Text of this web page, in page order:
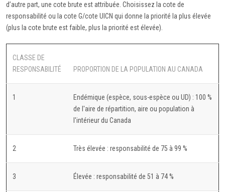
d’autre part, une cote brute est attribuée. Choisissez la cote de
responsabilité ou la cote G/cote UICN qui donne la priorité la plus élevée
(plus la cote brute est faible, plus la priorité est élevée).
CLASSE DE
RESPONSABILITÉ
PROPORTION DE LA POPULATION AU CANADA
1
Endémique (espèce, sous-espèce ou UD) : 100 %
de l'aire de répartition, aire ou population à
l'intérieur du Canada
2 Très élevée : responsabilité de 75 à 99 %
3 Élevée : responsabilité de 51 à 74 %